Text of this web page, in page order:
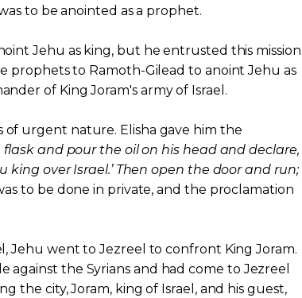
to be anointed as a prophet.
Jehu as king, but he entrusted this mission
prophets to Ramoth-Gilead to anoint Jehu as
of King Joram's army of Israel.
urgent nature. Elisha gave him the
and pour the oil on his head and declare,
king over Israel.’ Then open the door and run;
to be done in private, and the proclamation
Jehu went to Jezreel to confront King Joram.
the Syrians and had come to Jezreel
the city, Joram, king of Israel, and his guest,